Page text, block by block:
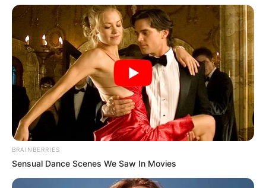
BRAINBERRIES
Sensual Dance Scenes We Saw In Movies